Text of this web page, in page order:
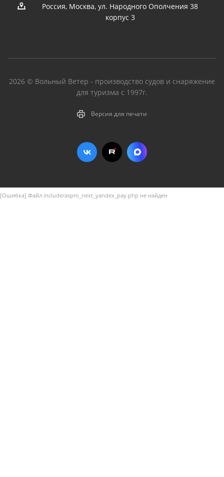
Россия, Москва, ул. Народного Ополчения 38
корпус 3
2026 © Вольный Ветер - производство судов и снаряжение
для туризма с 1997г.
Версия для печати
[Ошибка] Файл include/aspro_next_yandex_pay.php не найден